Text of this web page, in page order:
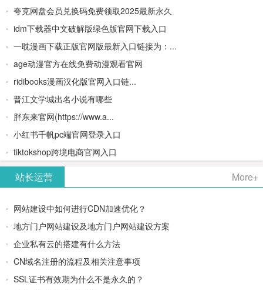
新AI图像
生成器
成
Doubao-
1.5-pro与
PPT
夸克网盘会员兑换码免费领取2025最新永久
idm下载器中文破解版绿色版官网下载入口
一耽漫画下载正版官网版最新入口链接为：...
age动漫官方在线免费动漫观看官网
ridibooks漫画汉化版官网入口链...
晋江文学城出名小说有哪些
胖东来官网(https://www.a...
小红书千帆pc端官网登录入口
tiktokshop跨境电商官网入口
站长运营 More+
网站建设中如何进行CDN加速优化？
地方门户网站建设及地方门户网站建设方案
企业私有云的搭建有什么方法
CN域名注册的流程及相关注意事项
SSL证书有效期为什么不是永久的？